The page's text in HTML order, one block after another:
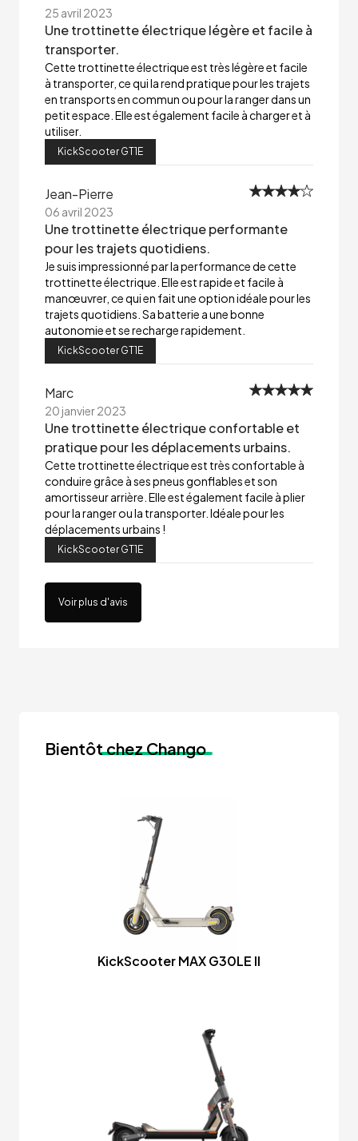
25 avril 2023
Une trottinette électrique légère et facile à
transporter.
Cette trottinette électrique est très légère et facile
à transporter, ce qui la rend pratique pour les trajets
en transports en commun ou pour la ranger dans un
petit espace. Elle est également facile à charger et à
utiliser.
KickScooter GT1E
Jean-Pierre
06 avril 2023
Une trottinette électrique performante
pour les trajets quotidiens.
Je suis impressionné par la performance de cette
trottinette électrique. Elle est rapide et facile à
manœuvrer, ce qui en fait une option idéale pour les
trajets quotidiens. Sa batterie a une bonne
autonomie et se recharge rapidement.
KickScooter GT1E
Marc
20 janvier 2023
Une trottinette électrique confortable et
pratique pour les déplacements urbains.
Cette trottinette électrique est très confortable à
conduire grâce à ses pneus gonflables et son
amortisseur arrière. Elle est également facile à plier
pour la ranger ou la transporter. Idéale pour les
déplacements urbains !
KickScooter GT1E
Voir plus d'avis
Bientôtchez Chango
KickScooter MAX G30LE II